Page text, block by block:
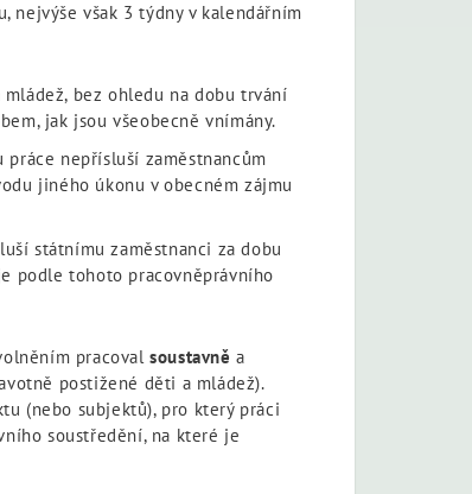
nejvýše však 3 týdny v kalendářním
bez ohledu na dobu trvání
jak jsou všeobecně vnímány.
práce nepřísluší zaměstnancům
jiného úkonu v obecném zájmu
státnímu zaměstnanci za dobu
podle tohoto pracovněprávního
pracovalsoustavně a
postižené děti a mládež).
(nebo subjektů), pro který práci
soustředění, na které je